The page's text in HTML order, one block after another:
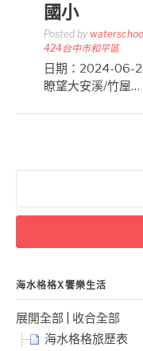
國小
Posted by
424台中市和平區
日期：2024-06-
瞭望大安溪/竹屋…
關
字:
海水格格X饗樂生活
展開全部
收合全部
海水格格旅歷表